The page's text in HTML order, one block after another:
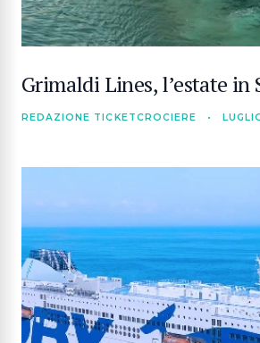
Grimaldi Lines, l’estate in
REDAZIONE TICKETCROCIERE •